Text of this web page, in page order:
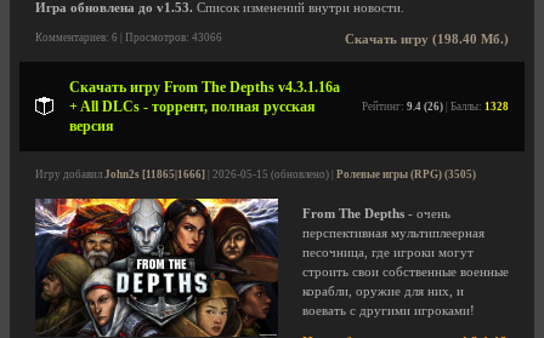
Игра обновлена до v1.53. Список изменений внутри новости.
Скачать игру (198.40 Мб.)
Комментариев: 6 | Просмотров: 43066
Скачать игру From The Depths v4.3.1.16a
+ All DLCs - торрент, полная русская
версия
Рейтинг: 9.4 (26) | Баллы: 1328
Игру добавил John2s [11865|1666] | 2026-05-15 (обновлено) | Ролевые игры (RPG) (3505)
From The Depths - очень
перспективная мультиплеерная
песочница, где игроки могут
строить свои собственные военные
корабли, оружие для них, и
воевать с другими игроками!